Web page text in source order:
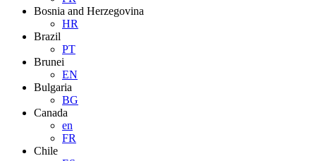
Bosnia and Herzegovina
HR
Brazil
PT
Brunei
EN
Bulgaria
BG
Canada
en
FR
Chile